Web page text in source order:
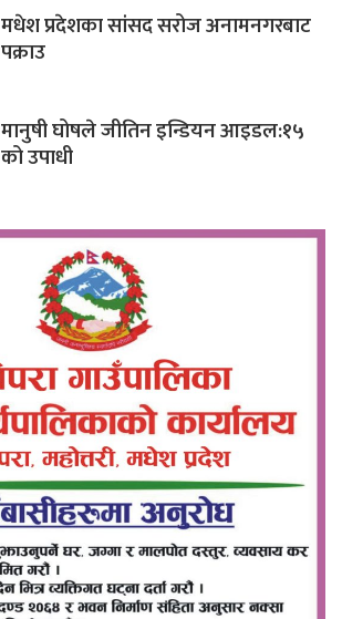
मधेश प्रदेशका सांसद सरोज अनामनगरबाट
पक्राउ
मानुषी घोषले जीतिन इन्डियन आइडल:१५
को उपाधी